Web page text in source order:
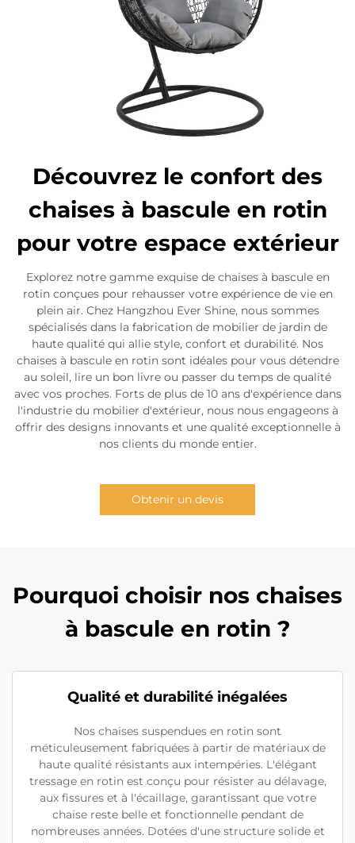
Découvrez le confort des
chaises à bascule en rotin
pour votre espace extérieur
Explorez notre gamme exquise de chaises à bascule en
rotin conçues pour rehausser votre expérience de vie en
plein air. Chez Hangzhou Ever Shine, nous sommes
spécialisés dans la fabrication de mobilier de jardin de
haute qualité qui allie style, confort et durabilité. Nos
chaises à bascule en rotin sont idéales pour vous détendre
au soleil, lire un bon livre ou passer du temps de qualité
avec vos proches. Forts de plus de 10 ans d'expérience dans
l'industrie du mobilier d'extérieur, nous nous engageons à
offrir des designs innovants et une qualité exceptionnelle à
nos clients du monde entier.
Obtenir un devis
Pourquoi choisir nos chaises
à bascule en rotin ?
Qualité et durabilité inégalées
Nos chaises suspendues en rotin sont
méticuleusement fabriquées à partir de matériaux de
haute qualité résistants aux intempéries. L'élégant
tressage en rotin est conçu pour résister au délavage,
aux fissures et à l'écaillage, garantissant que votre
chaise reste belle et fonctionnelle pendant de
nombreuses années. Dotées d'une structure solide et